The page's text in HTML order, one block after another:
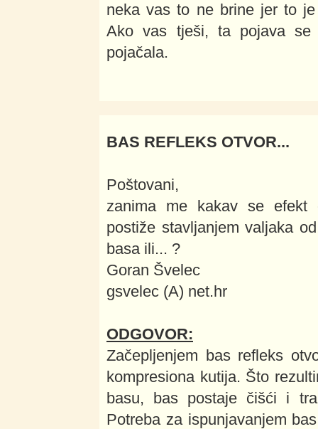
neka vas to ne brine jer to
Ako vas tješi, ta pojava se
pojačala.
BAS REFLEKS OTVOR...
Poštovani,
zanima me kakav se efekt
postiže stavljanjem valjaka
basa ili... ?
Goran Švelec
gsvelec (A) net.hr
ODGOVOR:
Začepljenjem bas refleks
kompresiona kutija. Što
basu, bas postaje čišći i
Potreba za ispunjavanjem